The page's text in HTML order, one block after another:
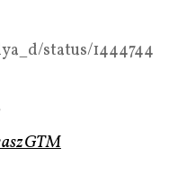
status/1444744